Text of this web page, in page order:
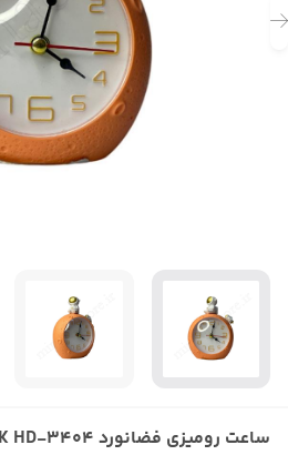
ساعت رومیزی فضانورد CLOCK HD-3404